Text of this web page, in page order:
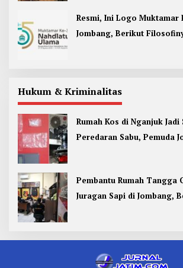
Resmi, Ini Logo Muktamar
Jombang, Berikut
Hukum & Kriminalitas
Rumah Kos di Nganjuk Jadi
Peredaran Sabu, Pemuda
Pembantu Rumah Tangga
Juragan Sapi di Jombang,